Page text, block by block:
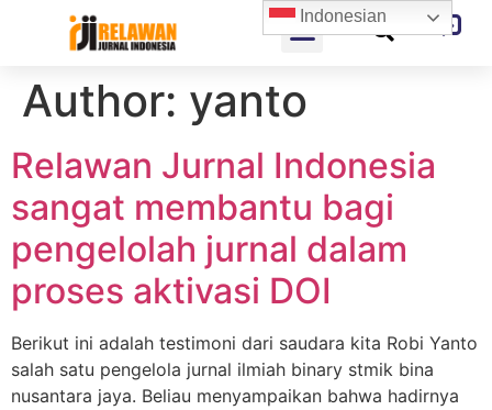
Author: yanto
Relawan Jurnal Indonesia
sangat membantu bagi
pengelolah jurnal dalam
proses aktivasi DOI
Berikut ini adalah testimoni dari saudara kita Robi Yanto
salah satu pengelola jurnal ilmiah binary stmik bina
nusantara jaya. Beliau menyampaikan bahwa hadirnya
Indonesian